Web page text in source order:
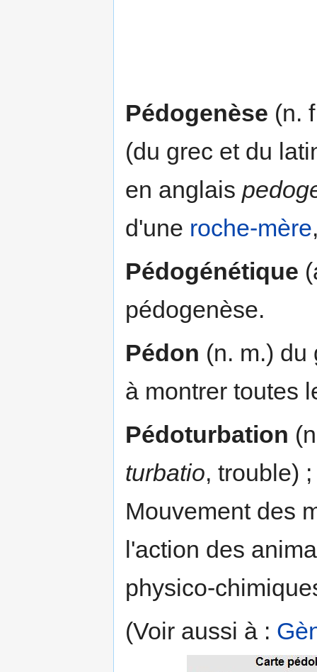
Pédogenèse (n.
(du grec et du
en anglais
d'une roche-mère
Pédogénétique
pédogenèse.
Pédon (n. m.)
à montrer toutes
Pédoturbation
turbatio, trouble)
Mouvement des
l'action des
physico-
(Voir aussi à :